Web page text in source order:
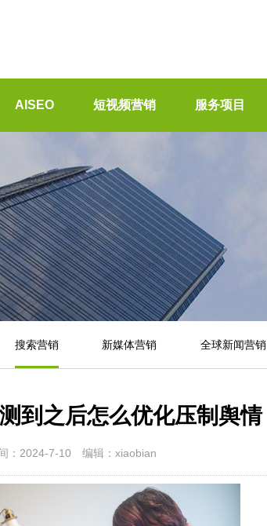
AISEO 短视频营销 服务项目
搜索营销 新媒体营销 全球新闻营销
到之后怎么优化压制舆情
：2024-7-10 编辑：xiaobian